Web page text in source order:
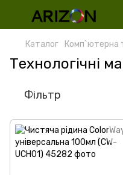
Каталог Комп`ютерна
Технологічні
Фільтр